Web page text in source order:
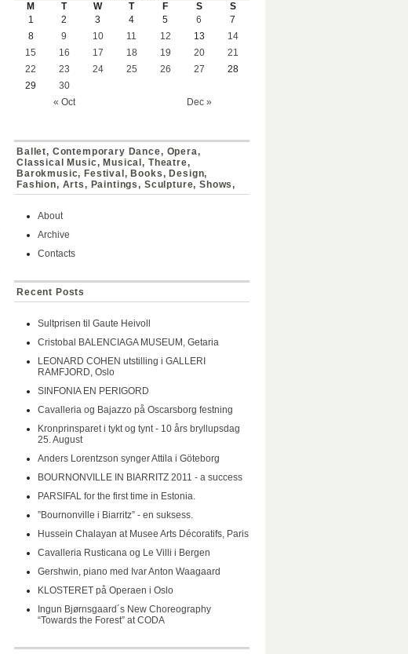
M
T W T F S S
« Oct Dec »
1 2 3 4 5 6
7
8
9 10 11 12 13
14
15
16 17 18 19 20
21
22
23 24 25 26 27
28
29
30
Ballet, Contemporary Dance, Opera,
Classical Music, Musical, Theatre,
Barokmusic, Festival, Books, Design,
Fashion, Arts, Paintings, Sculpture, Shows,
About
Archive
Contacts
Recent Posts
Sultprisen til Gaute Heivoll
Cristobal BALENCIAGA MUSEUM, Getaria
LEONARD COHEN utstilling i GALLERI
RAMFJORD, Oslo
SINFONIA EN PERIGORD
Cavalleria og Bajazzo på Oscarsborg festning
Kronprinsparet i tykt og tynt - 10 års bryllupsdag
25. August
Anders Lorentzson synger Attila i Göteborg
BOURNONVILLE IN BIARRITZ 2011 - a success
PARSIFAL for the first time in Estonia.
”Bournonville i Biarritz” - en suksess.
Hussein Chalayan at Musee Arts Décoratifs, Paris
Cavalleria Rusticana og Le Villi i Bergen
Gershwin, piano med Ivar Anton Waagaard
KLOSTERET på Operaen i Oslo
Ingun Bjørnsgaard´s New Choreography
“Towards the Forest” at CODA